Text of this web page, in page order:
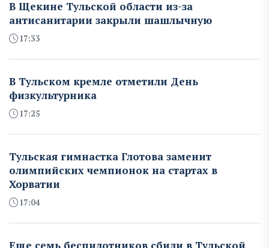
В Щекине Тульской области из-за
антисанитарии закрыли шашлычную
17:33
В Тульском кремле отметили День
физкультурника
17:25
Тульская гимнастка Глотова заменит
олимпийских чемпионок на стартах в
Хорватии
17:04